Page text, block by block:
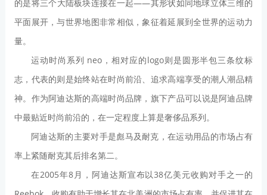
的是将三个大陆板块连接在一起——其形状如同地球立体三维的
平面展开，与世界地图非常相似，象征着延展到全世界的运动力
量。
运动时尚系列 neo，相对应的logo则是圆形半包三条纹标
志，代表的则是始终站在时尚前沿、追求高端享受的潮人潮品精
神。作为阿迪达斯的高端时尚品牌，旗下产品可以说是阿迪品牌
中最贴近时尚前沿的，在一定程度上算是奢侈品系列。
阿迪达斯的主要对手是彪马及耐克，在运动用品的市场占有
率上紧随耐克其后排名第二。
在2005年8月，阿迪达斯宣布以38亿美元收购对手之一的